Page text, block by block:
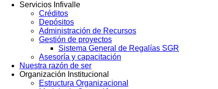
navigation
Servicios Infivalle
Créditos
Depósitos
Administración de Recursos
Gestión de proyectos
Sistema General de Regalías SGR
Asesoría y capacitación
Nuestra razón de ser
Organización Institucional
Estructura Organizacional